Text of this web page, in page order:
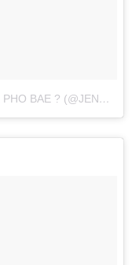
A PHOTO POSTED BY YOUR FAVORITE PHO BAE ? (@JENNAKAEY)